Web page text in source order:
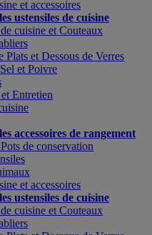
et accessoires
ustensiles de cuisine
cuisine et Couteaux
Plats et Dessous de Verres
et Poivre
Entretien
accessoires de rangement
de conservation
et accessoires
ustensiles de cuisine
cuisine et Couteaux